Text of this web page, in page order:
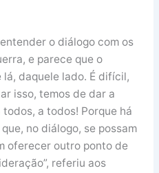
o diálogo com os
e parece que o
daquele lado. É difícil,
isso, temos de dar a
a todos! Porque há
no diálogo, se possam
oferecer outro ponto de
referiu aos